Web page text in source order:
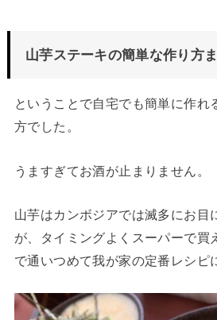
山芋ステーキの簡単な作り方
ということで自宅でも簡単に作れ
方でした。
うますぎてお酒が止まりません。
山芋はカンボジアでは滅多にお目
が、タイミングよくスーパーで買
で通いつめて我が家の定番レシピ